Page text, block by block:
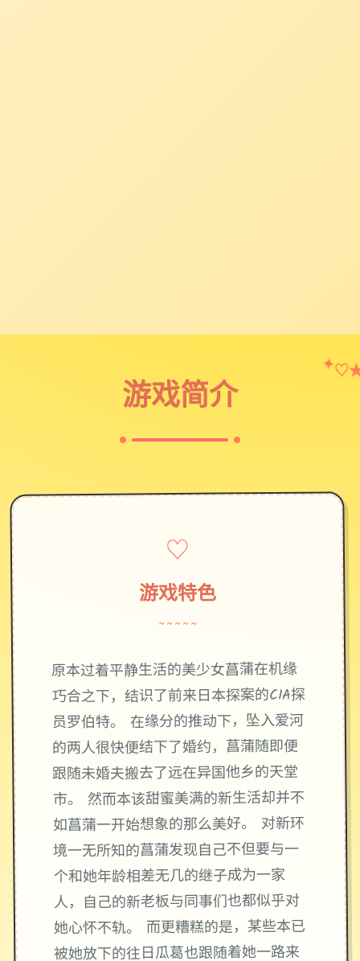
游戏简介
♡
♡
游戏特色
~~~~~
原本过着平静生活的美少女菖蒲在机缘
巧合之下，结识了前来日本探案的CIA探
员罗伯特。 在缘分的推动下，坠入爱河
的两人很快便结下了婚约，菖蒲随即便
跟随未婚夫搬去了远在异国他乡的天堂
市。 然而本该甜蜜美满的新生活却并不
如菖蒲一开始想象的那么美好。 对新环
境一无所知的菖蒲发现自己不但要与一
个和她年龄相差无几的继子成为一家
人，自己的新老板与同事们也都似乎对
她心怀不轨。 而更糟糕的是，某些本已
被她放下的往日瓜葛也跟随着她一路来